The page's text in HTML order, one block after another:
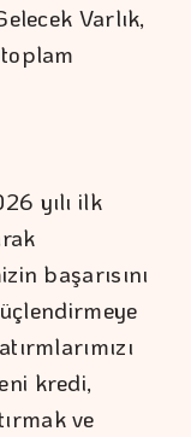
Varlık,
yılı ilk
başarısını
kredi,
ve